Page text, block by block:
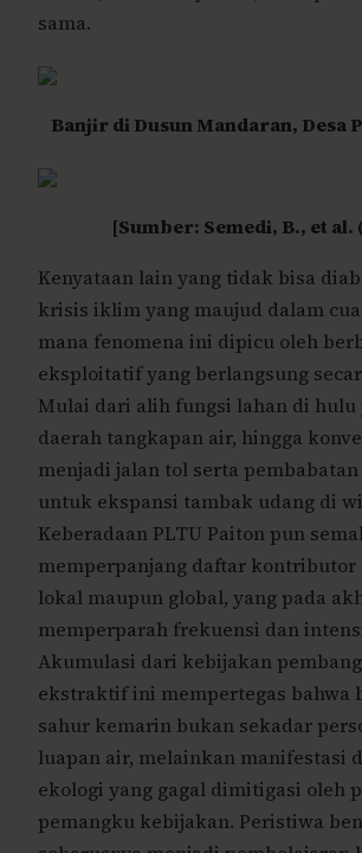
sama.
Banjir di Dusun Mandaran, Desa
[Sumber: Semedi, B., et al.
Kenyataan lain yang tidak bisa
krisis iklim yang maujud dalam
mana fenomena ini dipicu oleh
eksploitatif yang berlangsung
Mulai dari alih fungsi lahan di hulu
daerah tangkapan air, hingga
menjadi jalan tol serta
untuk ekspansi tambak udang di
Keberadaan PLTU Paiton pun
memperpanjang daftar
lokal maupun global, yang pada
memperparah frekuensi dan
Akumulasi dari kebijakan
ekstraktif ini mempertegas bahwa
sahur kemarin bukan sekadar
luapan air, melainkan manifestasi
ekologi yang gagal dimitigasi oleh
pemangku kebijakan. Peristiwa